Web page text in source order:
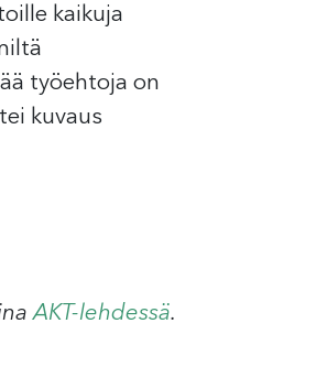
kaikuja
työehtoja on
kuvaus
AKT-lehdessä.